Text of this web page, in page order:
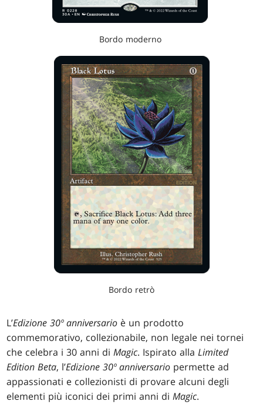
Bordo moderno
Bordo retrò
L’Edizione 30º anniversario è un prodotto
commemorativo, collezionabile, non legale nei tornei
che celebra i 30 anni diMagic. Ispirato allaLimited
Edition Beta, l’Edizione 30º anniversario permette ad
appassionati e collezionisti di provare alcuni degli
elementi più iconici dei primi anni diMagic.